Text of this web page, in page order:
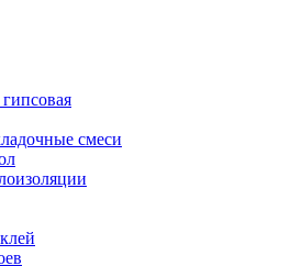
смеси